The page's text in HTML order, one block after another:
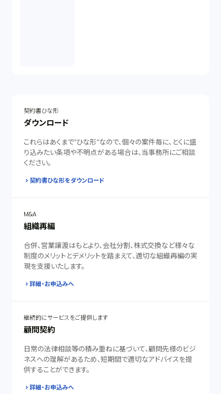
契約書ひな形
ダウンロード
これらはあくまで”ひな形”なので、個々の案件毎に、とくに盛
り込みたい条項や不明点がある場合は、当事務所にご相談
ください。
契約書ひな形をダウンロード
M&A
組織再編
合併、営業譲渡はもとより、会社分割、株式交換など様々な
制度のメリットとデメリットを踏まえて、適切な組織再編の実
現を支援いたします。
詳細・お申込みへ
継続的にサービスをご提供します
顧問契約
日常の法律相談等の積み重ねに基づいて、顧問先様のビジ
ネスへの理解があるため、短期間で適切なアドバイスを提
供することができます。
詳細・お申込みへ